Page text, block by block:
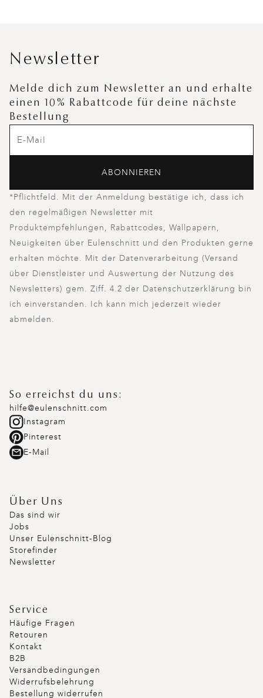
Newsletter
Melde dich zum Newsletter an und erhalte
einen 10% Rabattcode für deine nächste
Bestellung
ABONNIEREN
*Pflichtfeld. Mit der Anmeldung bestätige ich, dass ich
den regelmäßigen Newsletter mit
Produktempfehlungen, Rabattcodes, Wallpapern,
Neuigkeiten über Eulenschnitt und den Produkten gerne
erhalten möchte. Mit der Datenverarbeitung (Versand
über Dienstleister und Auswertung der Nutzung des
Newsletters) gem. Ziff. 4.2 der Datenschutzerklärung bin
ich einverstanden. Ich kann mich jederzeit wieder
abmelden.
So erreichst du uns:
hilfe@eulenschnitt.com
Instagram
Pinterest
E-Mail
Über Uns
Das sind wir
Jobs
Unser Eulenschnitt-Blog
Storefinder
Newsletter
Service
Häufige Fragen
Retouren
Kontakt
B2B
Versandbedingungen
Widerrufsbelehrung
Bestellung widerrufen